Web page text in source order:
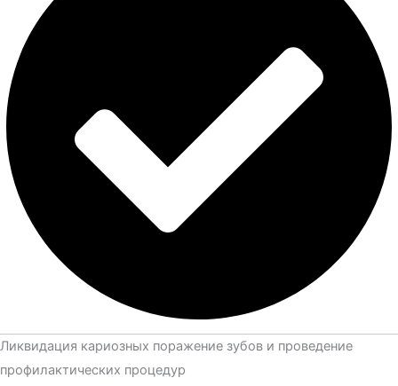
Ликвидация кариозных поражение зубов и проведение
профилактических процедур